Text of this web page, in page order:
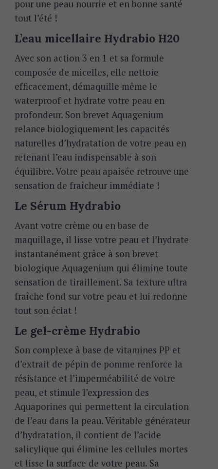
pour une peau nourrie et en bonne santé
tout l’été !
L’eau micellaire Hydrabio H20
Avec son action 3 en 1 et sa formule
composée de micelles, elle nettoie
efficacement, démaquille même le
waterproof et hydrate votre peau en
profondeur. Son brevet Aquagenium
relance biologiquement les capacités
naturelles d’hydratation de votre peau en
retenant l’eau indispensable à son
équilibre. Votre peau apaisée retrouve une
sensation de fraîcheur immédiate !
Le Sérum Hydrabio
Avant votre crème ou en base de
maquillage, il lisse votre peau et l’hydrate
instantanément grâce à son brevet
biologique Aquagenium qui élimine toute
sensation de tiraillement. Sa texture ultra
fraîche fond sur votre peau et lui redonne
tout son éclat !
Le gel-crème Hydrabio
Son complexe à base de vitamines PP et
d’extrait de pépin de pomme renforce la
résistance et l’imperméabilité de votre
peau, et stimule l’expression des
Aquaporines qui permettent la circulation
de l’eau dans la peau. Véritable générateur
d’hydratation, il contient de l’acide
salicylique qui élimine les cellules mortes
et lisse la surface de votre peau. Sa